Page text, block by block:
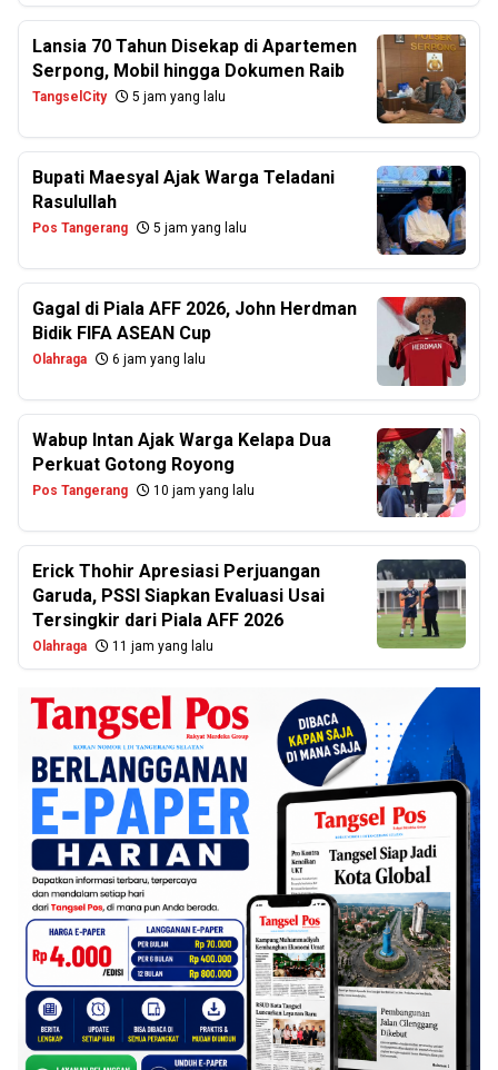
Lansia 70 Tahun Disekap di Apartemen
Serpong, Mobil hingga Dokumen Raib
TangselCity 5 jam yang lalu
Bupati Maesyal Ajak Warga Teladani
Rasulullah
Pos Tangerang 5 jam yang lalu
Gagal di Piala AFF 2026, John Herdman
Bidik FIFA ASEAN Cup
Olahraga 6 jam yang lalu
Wabup Intan Ajak Warga Kelapa Dua
Perkuat Gotong Royong
Pos Tangerang 10 jam yang lalu
Erick Thohir Apresiasi Perjuangan
Garuda, PSSI Siapkan Evaluasi Usai
Tersingkir dari Piala AFF 2026
Olahraga 11 jam yang lalu